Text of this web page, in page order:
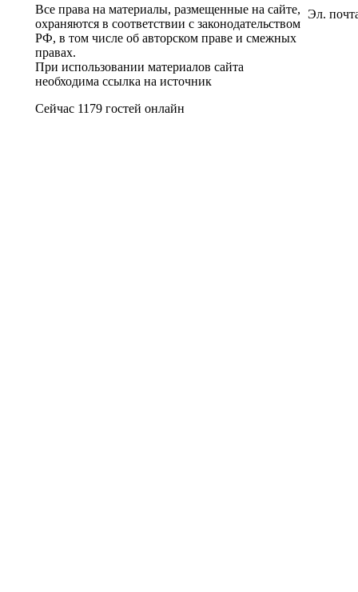
Все права на материалы, размещенные на сайте,
охраняются в соответствии с законодательством
РФ, в том числе об авторском праве и смежных
правах.
При использовании материалов сайта
необходима ссылка на источник
Сейчас 1179 гостей онлайн
Эл.